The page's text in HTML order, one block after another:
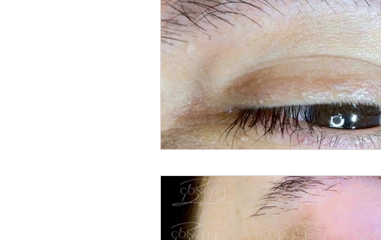
Dicas Visagismo Face
estética procedimentos faciais